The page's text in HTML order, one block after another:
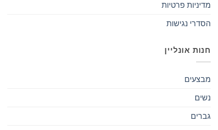
מדיניות פרטיות
הסדרי נגישות
חנות אונליין
מבצעים
נשים
גברים